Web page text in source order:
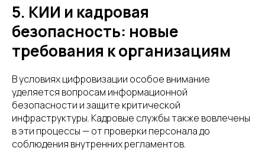
5. КИИ и кадровая
безопасность: новые
требования к организациям
В условиях цифровизации особое внимание
уделяется вопросам информационной
безопасности и защите критической
инфраструктуры. Кадровые службы также вовлечены
в эти процессы — от проверки персонала до
соблюдения внутренних регламентов.